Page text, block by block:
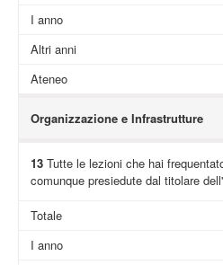
I anno
Altri anni
Ateneo
Organizzazione e Infrastrutture
13Tutte le lezioni che hai
comunque presiedute dal titolare
Totale
I anno